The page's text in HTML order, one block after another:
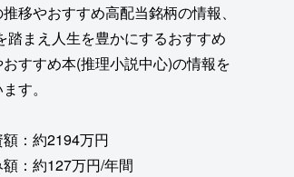
移やおすすめ高配当銘柄の情報、
踏まえ人生を豊かにするおすすめ
すすめ本(推理小説中心)の情報を
す。
：約2194万円
：約127万円/年間